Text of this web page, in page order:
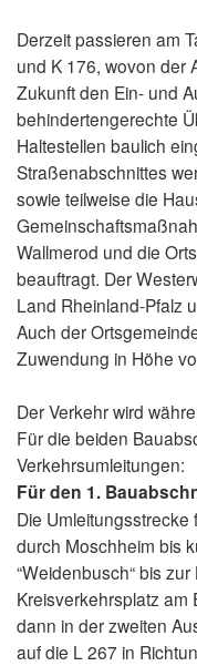
Derzeit passieren am
und K 176, wovon der
Zukunft den Ein- und
behindertengerechte
Haltestellen baulich
Straßenabschnittes
sowie teilweise die
Wallmerod und die
beauftragt. Der
Land Rheinland-Pfalz
Auch der
Zuwendung in Höhe
Der Verkehr wird
Für die beiden
Verkehrsumleitungen:
Für den 1.
Die
durch Moschheim bis
“Weidenbusch“ bis
Kreisverkehrsplatz am
dann in der zweiten
auf die L 267 in